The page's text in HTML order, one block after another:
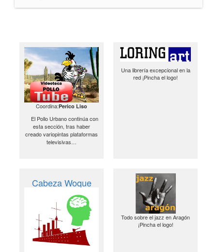
Coordina:Perico Liso
El Pollo Urbano continúa con
esta sección, tras haber
creado variopintas plataformas
televisivas…
Una librería excepcional en la
red ¡Pincha el logo!
Cabeza Woque
Todo sobre el jazz en Aragón
¡Pincha el logo!